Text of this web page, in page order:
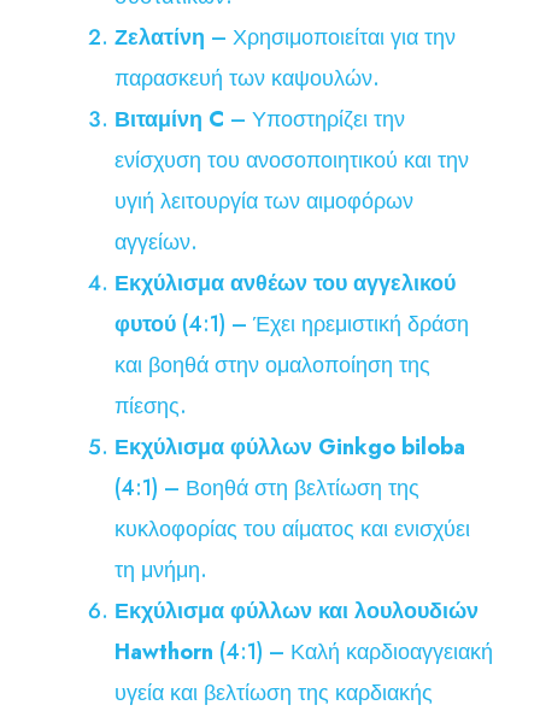
Ζελατίνη – Χρησιμοποιείται για την
παρασκευή των καψουλών.
Βιταμίνη C – Υποστηρίζει την
ενίσχυση του ανοσοποιητικού και την
υγιή λειτουργία των αιμοφόρων
αγγείων.
Εκχύλισμα ανθέων του αγγελικού
φυτού (4:1) – Έχει ηρεμιστική δράση
και βοηθά στην ομαλοποίηση της
πίεσης.
Εκχύλισμα φύλλων Ginkgo biloba
(4:1) – Βοηθά στη βελτίωση της
κυκλοφορίας του αίματος και ενισχύει
τη μνήμη.
Εκχύλισμα φύλλων και λουλουδιών
Hawthorn (4:1) – Καλή καρδιοαγγειακή
υγεία και βελτίωση της καρδιακής